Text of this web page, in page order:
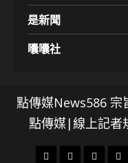
是新聞
囔囔社
點傳媒News586 宗
點傳媒|線上記者
頭 財 地 文